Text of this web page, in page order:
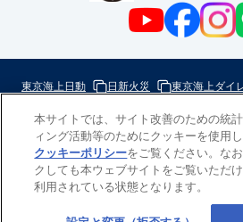
東京海上日動 日新火災
東京海上ダイ
本サイトでは、サイト改善のための統
ィング活動等のためにクッキーを使用
クッキーポリシーをご覧ください。な
クしても本ウェブサイトをご覧いただ
利用されている状態となります。